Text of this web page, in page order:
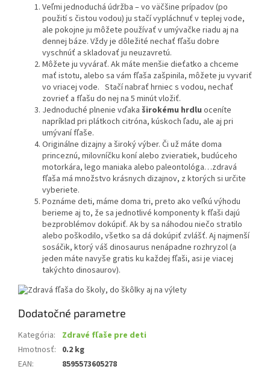
Veľmi jednoduchá údržba – vo väčšine prípadov (po
použití s čistou vodou) ju stačí vypláchnuť v teplej vode,
ale pokojne ju môžete používať v umývačke riadu aj na
dennej báze. Vždy je dôležité nechať fľašu dobre
vyschnúť a skladovať ju neuzavretú.
Môžete ju vyvárať. Ak máte menšie dieťatko a chceme
mať istotu, alebo sa vám fľaša zašpinila, môžete ju vyvariť
vo vriacej vode. Stačí nabrať hrniec s vodou, nechať
zovrieť a fľašu do nej na 5 minút vložiť.
Jednoduché plnenie vďaka širokému hrdlu oceníte
napríklad pri plátkoch citróna, kúskoch ľadu, ale aj pri
umývaní fľaše.
Originálne dizajny a široký výber. Či už máte doma
princeznú, milovníčku koní alebo zvieratiek, budúceho
motorkára, lego maniaka alebo paleontológa…zdravá
fľaša má množstvo krásnych dizajnov, z ktorých si určite
vyberiete.
Poznáme deti, máme doma tri, preto ako veľkú výhodu
berieme aj to, že sa jednotlivé komponenty k fľaši dajú
bezproblémov dokúpiť. Ak by sa náhodou niečo stratilo
alebo poškodilo, všetko sa dá dokúpiť zvlášť. Aj najmenší
sosáčik, ktorý váš dinosaurus nenápadne rozhryzol (a
jeden máte navyše gratis ku každej fľaši, asi je viacej
takýchto dinosaurov).
Dodatočné parametre
Kategória:
Zdravé fľaše pre deti
Hmotnosť: 0.2 kg
EAN:
8595573605278